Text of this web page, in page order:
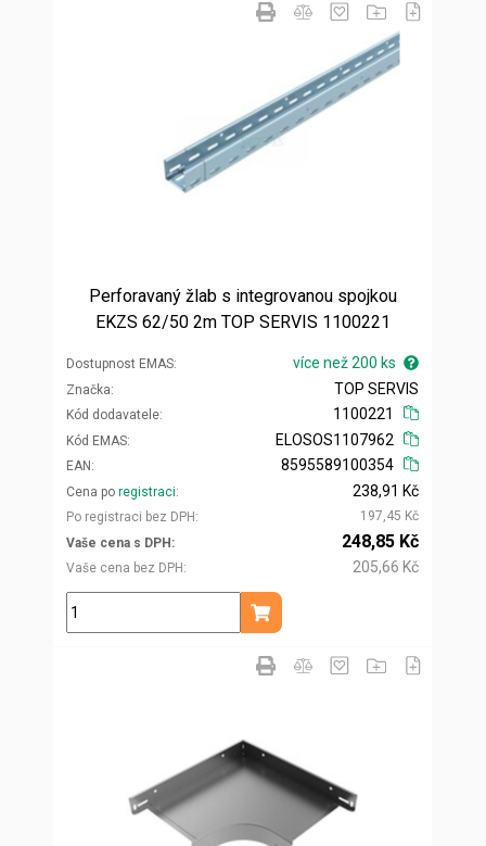
Perforavaný žlab s integrovanou spojkou
EKZS 62/50 2m TOP SERVIS 1100221
Dostupnost EMAS více než 200 ks
Značka
Kód dodavatele
TOP SERVIS
1100221
Kód EMAS
EAN
ELOSOS1107962
8595589100354
Cena po registraci
Po registraci bez DPH
238,91 Kč
197,45 Kč
Vaše cena s DPH
Vaše cena bez DPH
248,85 Kč
205,66 Kč
ks
Přidat do košíku